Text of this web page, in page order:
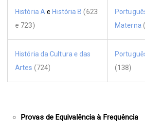
História A e História B (623
e 723)
Materna
História da Cultura e das
Artes (724)
(138)
Provas de Equivalência à Frequência